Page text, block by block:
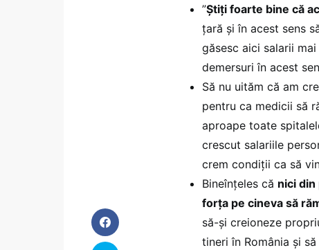
”Știți foarte bine că
țară și în acest sens
găsesc aici salarii
demersuri în acest
Să nu uităm că am
pentru ca medicii să
aproape toate
crescut salariile
crem condiții ca să
Bineînțeles că nici
forța pe cineva să
să-și creioneze
tineri în România și